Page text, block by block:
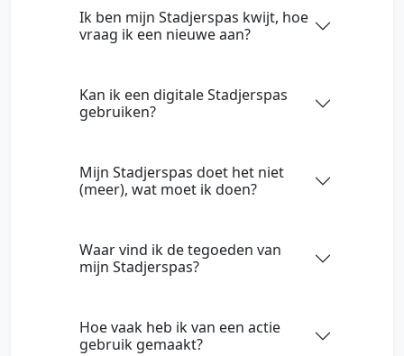
Ik ben mijn Stadjerspas kwijt, hoe
vraag ik een nieuwe aan?
Kan ik een digitale Stadjerspas
gebruiken?
Mijn Stadjerspas doet het niet
(meer), wat moet ik doen?
Waar vind ik de tegoeden van
mijn Stadjerspas?
Hoe vaak heb ik van een actie
gebruik gemaakt?